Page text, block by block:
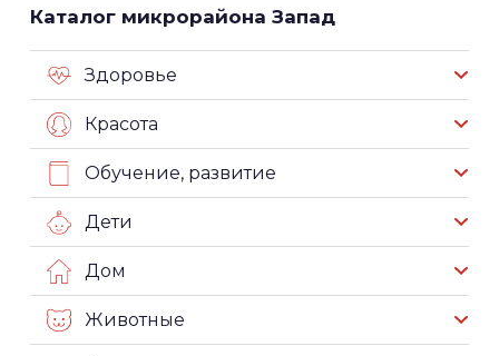
Каталог микрорайона Запад
Здоровье
Красота
Обучение, развитие
Дети
Дом
Животные